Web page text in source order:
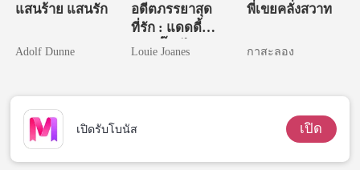
แสนร้าย แสนรัก
Adolf Dunne
อดีตภรรยาสุด
ที่รัก : แดดดี้
หม่ามี๊หนีไปอีก
Louie Joanes
พี่เขยคลั่งสวาท
กาสะลอง
เปิดรับโบนัส เปิด